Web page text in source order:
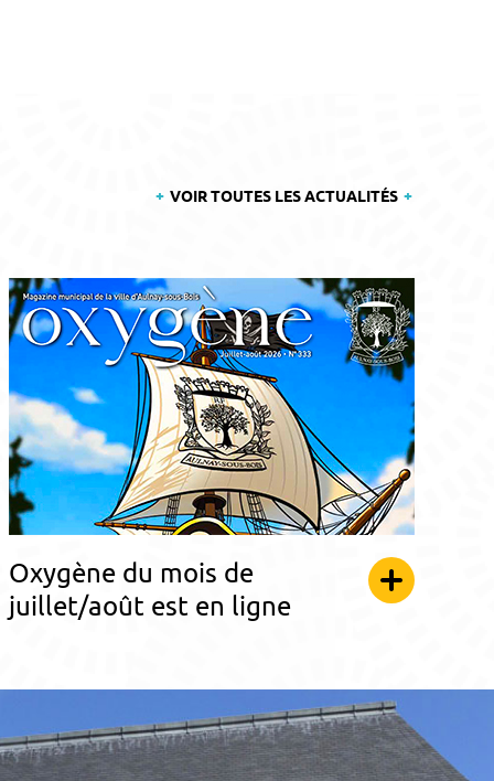
VOIR TOUTES LES ACTUALITÉS
Oxygène du mois de
juillet/août est en ligne